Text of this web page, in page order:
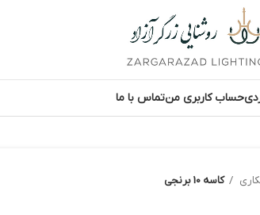
حساب کاربری منتماس با ما
کاسه 10 برنجی